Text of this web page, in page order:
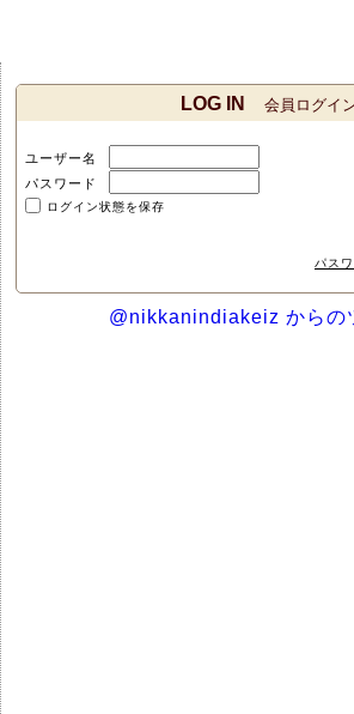
LOG IN 会員ログイ
ユーザー名
パスワード
ログイン状態を保存
パス
@nikkanindiakeiz からの